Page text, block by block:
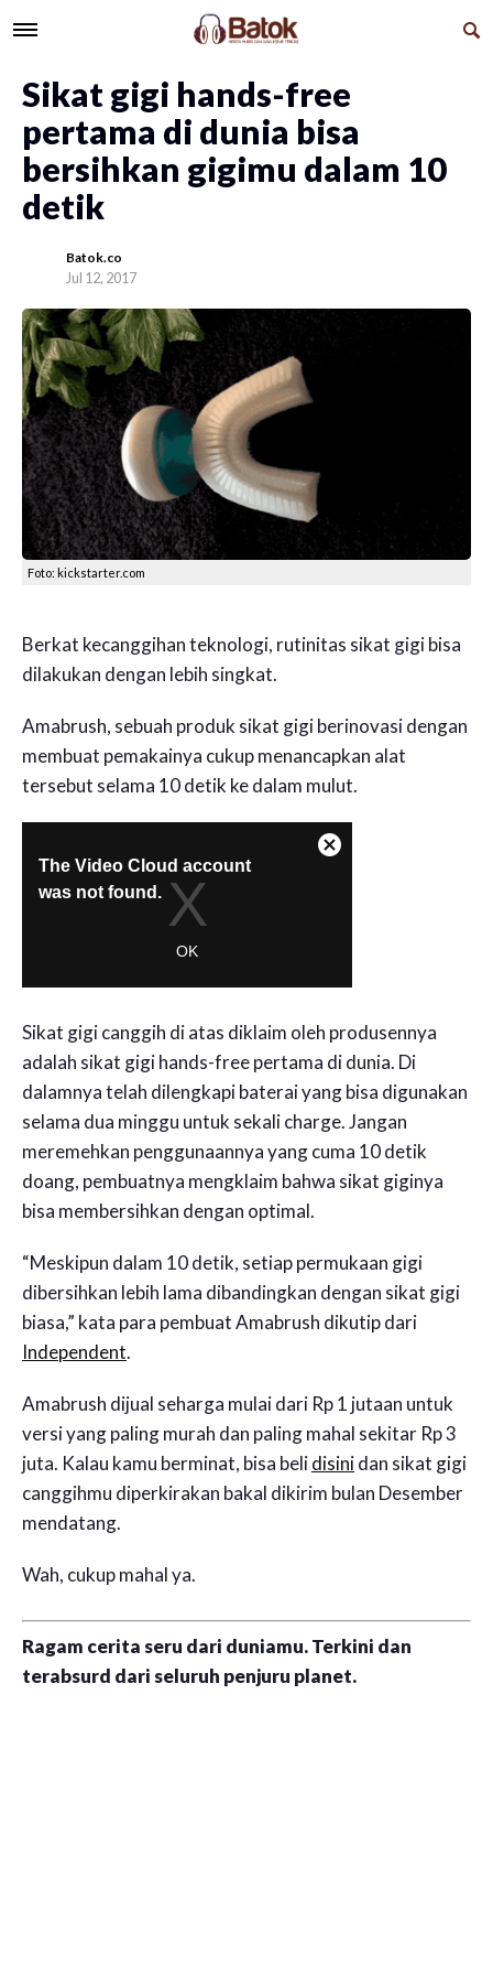
Sikat gigi hands-free
pertama di dunia bisa
bersihkan gigimu dalam 10
detik
Batok.co
Jul 12, 2017
Foto: kickstarter.com
Berkat kecanggihan teknologi, rutinitas sikat gigi bisa
dilakukan dengan lebih singkat.
Amabrush, sebuah produk sikat gigi berinovasi dengan
membuat pemakainya cukup menancapkan alat
tersebut selama 10 detik ke dalam mulut.
Sikat gigi canggih di atas diklaim oleh produsennya
adalah sikat gigi hands-free pertama di dunia. Di
dalamnya telah dilengkapi baterai yang bisa digunakan
selama dua minggu untuk sekali charge. Jangan
meremehkan penggunaannya yang cuma 10 detik
doang, pembuatnya mengklaim bahwa sikat giginya
bisa membersihkan dengan optimal.
“Meskipun dalam 10 detik, setiap permukaan gigi
dibersihkan lebih lama dibandingkan dengan sikat gigi
biasa,” kata para pembuat Amabrush dikutip dari
Independent.
Amabrush dijual seharga mulai dari Rp 1 jutaan untuk
versi yang paling murah dan paling mahal sekitar Rp 3
juta. Kalau kamu berminat, bisa belidisinidan sikat gigi
canggihmu diperkirakan bakal dikirim bulan Desember
mendatang.
Wah, cukup mahal ya.
Ragam cerita seru dari duniamu. Terkini dan
terabsurd dari seluruh penjuru planet.